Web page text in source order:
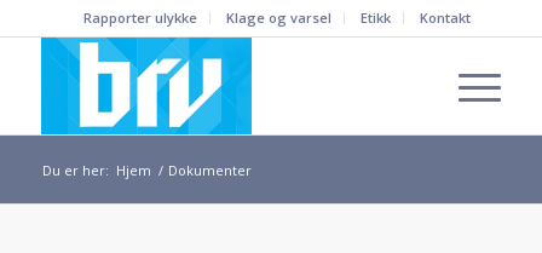
Rapporter ulykke Klage og varsel Etikk Kontakt
Du er her: Hjem / Dokumenter